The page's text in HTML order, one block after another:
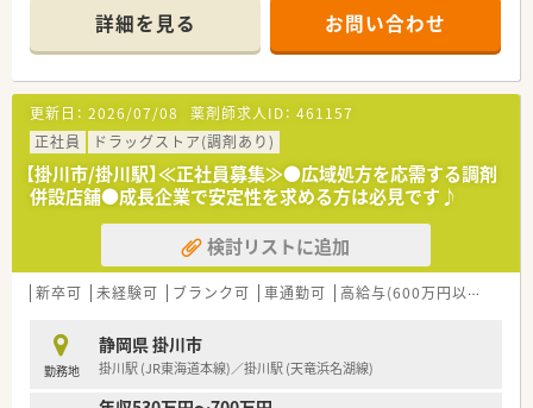
調整ができます
・産休・育休取得率100％！男性薬剤師の育児休業の実績もござい
ます。
復職後、お子様が小さいうちは「パート社員」、お子様が大きくな
り、手が離れてきたら「正社員」に戻ることも可能です。柔軟な雇
用形態の変更が何回でも可能です。
・従業員の平均年齢は34歳、幹部社員の平均年齢は38.6歳と、若
い社員が多いのも特徴です。年齢を問わず、実績を伴えば、幹部
を目指せます。
・薬剤師の正社員比率が70%強と非常に高い為、パートさんが多
い企業に比べて業務量が均一化されているのでお休みも取りや
すい環境です。
・働きやすい環境が後押しとなって、社員の平均勤続年数は約6年
と長めです。
≪研修制度≫
・海外視察研修など様々な研修がございます
・外部研修や認定薬剤師取得の際の支援もおこなっております
・管理薬剤師～エリアマネージャーへのキャリアアップもあり、
詳細を見る お問い合わせ
更新日： 2026/07/08 薬剤師求人ID： 461157
正社員
ドラッグストア(調剤あり)
【掛川市/掛川駅】≪正社員募集≫●広域処方を応需する調剤
併設店舗●成長企業で安定性を求める方は必見です♪
検討リストに追加
新卒可 未経験可 ブランク可 車通勤可 高給与(600万円以上)
勤務地
静岡県 掛川市
掛川駅 (JR東海道本線)／掛川駅 (天竜浜名湖線)